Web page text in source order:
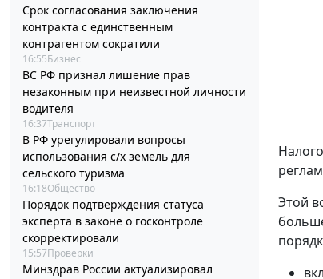
Срок согласования заключения
контракта с единственным
контрагентом сократили
16:55Бизнес
ВС РФ признал лишение прав
незаконным при неизвестной личности
водителя
16:37Транспорт
В РФ урегулировали вопросы
использования с/х земель для
сельского туризма
16:18Общество
Порядок подтверждения статуса
эксперта в законе о госконтроле
скорректировали
15:57Проверки
Минздрав России актуализировал
Этой